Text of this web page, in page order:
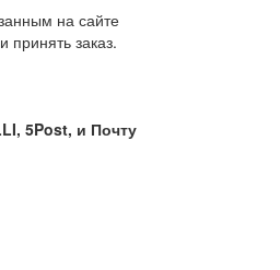
на сайте
принять заказ.
5Post, и Почту